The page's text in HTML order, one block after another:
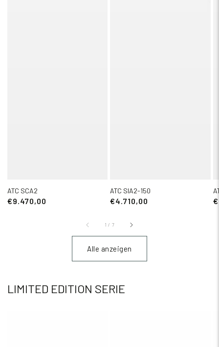
ATC SCA2
€9.470,00
ATC SIA2-150
€4.710,00
1 / 7
Alle anzeigen
LIMITED EDITION SERIE